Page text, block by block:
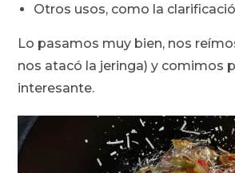
Otros usos, como la
Lo pasamos muy bien, nos
nos atacó la jeringa) y comimos
interesante.